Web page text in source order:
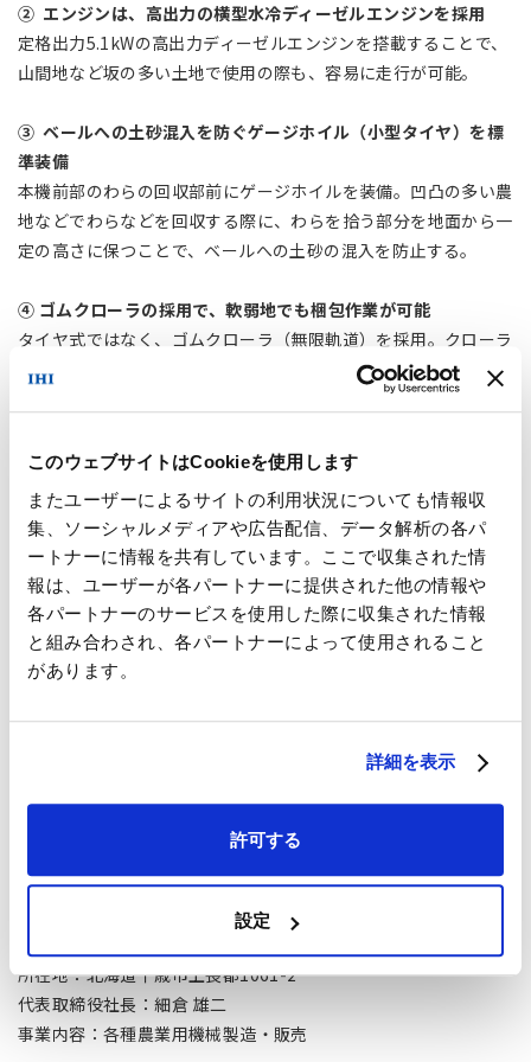
このウェブサイトはCookieを使用します
またユーザーによるサイトの利用状況についても情報収
集、ソーシャルメディアや広告配信、データ解析の各パ
ートナーに情報を共有しています。ここで収集された情
報は、ユーザーが各パートナーに提供された他の情報や
各パートナーのサービスを使用した際に収集された情報
と組み合わされ、各パートナーによって使用されること
があります。
詳細を表示
許可する
設定
② エンジンは、高出力の横型水冷ディーゼルエンジンを採用
定格出力5.1kWの高出力ディーゼルエンジンを搭載することで、
山間地など坂の多い土地で使用の際も、容易に走行が可能。
③ ベールへの土砂混入を防ぐゲージホイル（小型タイヤ）を標
準装備
本機前部のわらの回収部前にゲージホイルを装備。凹凸の多い農
地などでわらなどを回収する際に、わらを拾う部分を地面から一
定の高さに保つことで、ベールへの土砂の混入を防止する。
④ ゴムクローラの採用で、軟弱地でも梱包作業が可能
タイヤ式ではなく、ゴムクローラ（無限軌道）を採用。クローラ
は、接地面積が大きく接地圧を抑えることが可能で、機械が地面
に沈み込みにくいため、水田や軟弱地でも梱包作業が可能。
⑤ 「集中給油装置」装備で省力化
集中給油装置を搭載することで、何カ所も個別に給油する手間を
省いている。
＊ 中山間地域（ちゅうさんかんちいき）
平地の周辺部から山間地に至る、まとまった平坦な耕地の少ない
地域。
「JRB0750D」の主な仕様
梱包サイズ
：直径46cm、幅60cm
106cm、全高122cm、重量575kg
作業速度
：前進0.24～0.71m／秒
8～12a／時
所在地：北海道千歳市上長都1061-2
代表取締役社長：細倉 雄二
事業内容：各種農業用機械製造・販売